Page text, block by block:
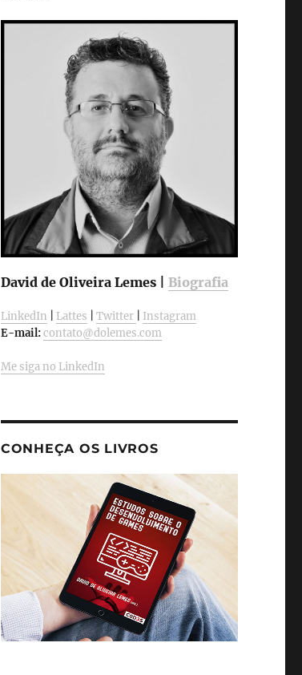
David de Oliveira Lemes | Biografia
LinkedIn Lattes Twitter
Instagram
E-mail:contato@dolemes.com
Me siga no LinkedIn
CONHEÇA OS LIVROS